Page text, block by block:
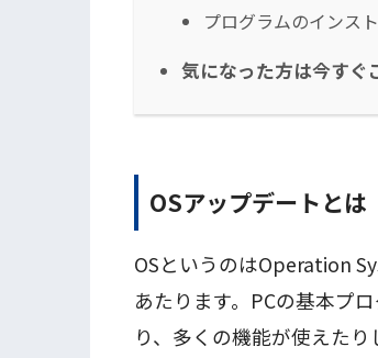
プログラムのインス
気になった方は今すぐ
OSアップデートとは
OSというのはOperation
あたります。PCの基本プ
り、多くの機能が使えた